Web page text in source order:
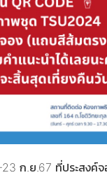
ก.ย.67 ที่ประสงค์